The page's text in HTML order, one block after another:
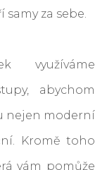
samy za sebe.
využíváme
abychom
nejen moderní
Kromě toho
vám pomůže